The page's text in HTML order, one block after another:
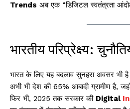
Trends अब एक “डिजिटल स्वतंत्रता
भारतीय परिप्रेक्ष्य:
भारत के लिए यह बदलाव सुनहरा अवसर भी है
अभी भी देश की 65% आबादी ग्रामीण है, जहाँ
फिर भी, 2025 तक सरकार की Digital